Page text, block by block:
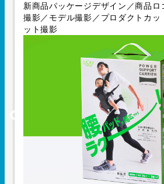
新商品パッケージデザイン／商品
撮影／モデル撮影／プロダクトカッ
ット撮影